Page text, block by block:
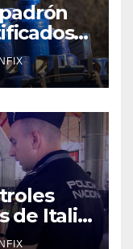
tras
de Italia